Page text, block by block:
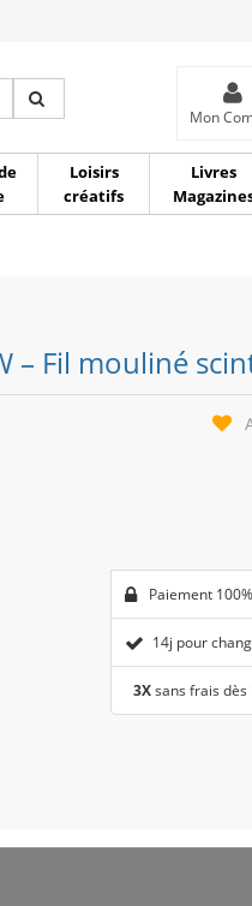
Mon
Loisirs
créatifs
Livres
– Fil mouliné
Paiement
14j pour
3Xsans frais dès